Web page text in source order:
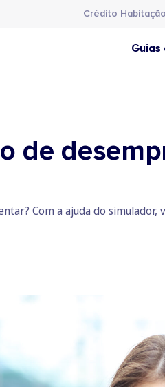
Crédito Habitação
de
Com a ajuda do